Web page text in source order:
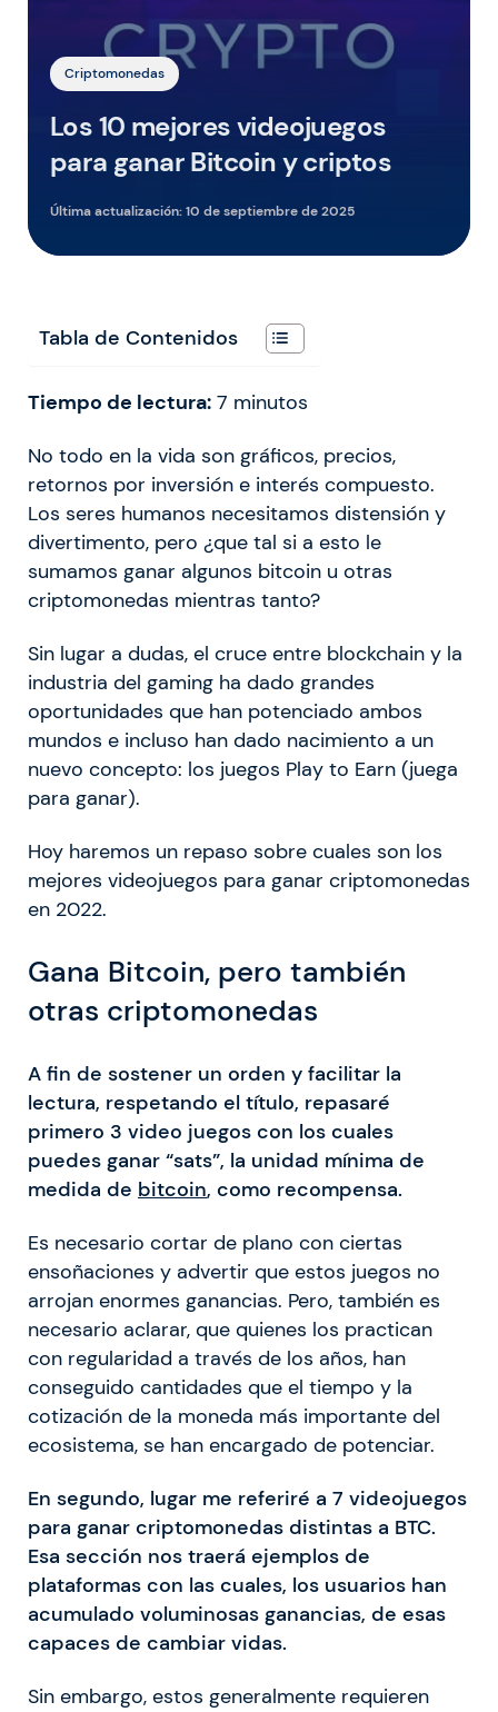
Criptomonedas
Los 10 mejores videojuegos
para ganar Bitcoin y criptos
Última actualización:10 de septiembre de 2025
Tabla de Contenidos
Tiempo de lectura: 7 minutos
No todo en la vida son gráficos, precios,
retornos por inversión e interés compuesto.
Los seres humanos necesitamos distensión y
divertimento, pero ¿que tal si a esto le
sumamos ganar algunos bitcoin u otras
criptomonedas mientras tanto?
Sin lugar a dudas, el cruce entre blockchain y la
industria del gaming ha dado grandes
oportunidades que han potenciado ambos
mundos e incluso han dado nacimiento a un
nuevo concepto: los juegos Play to Earn (juega
para ganar).
Hoy haremos un repaso sobre cuales son los
mejores videojuegos para ganar criptomonedas
en 2022.
Gana Bitcoin, pero también
otras criptomonedas
A fin de sostener un orden y facilitar la
lectura, respetando el título, repasaré
primero 3 video juegos con los cuales
puedes ganar “sats”, la unidad mínima de
medida de bitcoin, como recompensa.
Es necesario cortar de plano con ciertas
ensoñaciones y advertir que estos juegos no
arrojan enormes ganancias. Pero, también es
necesario aclarar, que quienes los practican
con regularidad a través de los años, han
conseguido cantidades que el tiempo y la
cotización de la moneda más importante del
ecosistema, se han encargado de potenciar.
En segundo, lugar me referiré a 7 videojuegos
para ganar criptomonedas distintas a BTC.
Esa sección nos traerá ejemplos de
plataformas con las cuales, los usuarios han
acumulado voluminosas ganancias, de esas
capaces de cambiar vidas.
Sin embargo, estos generalmente requieren